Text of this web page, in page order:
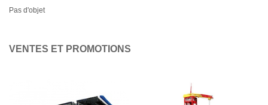
Pas d'objet
VENTES ET PROMOTIONS